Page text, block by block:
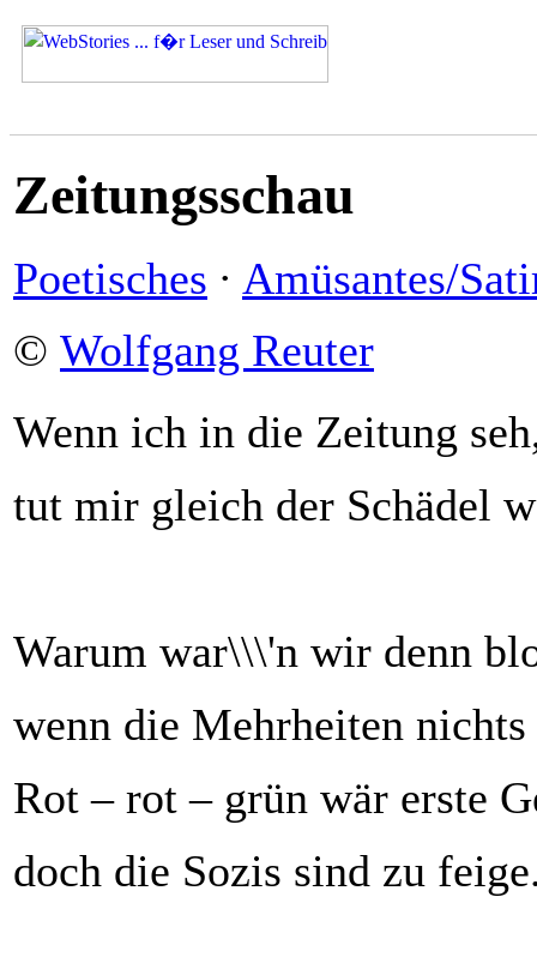
Zeitungsschau
Poetisches · Amüsantes/
© Wolfgang Reuter
Wenn ich in die Zeitung
tut mir gleich der Schädel
Warum war\\\'n wir denn
wenn die Mehrheiten nichts
Rot – rot – grün wär erste
doch die Sozis sind zu